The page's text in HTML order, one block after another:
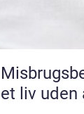
et liv